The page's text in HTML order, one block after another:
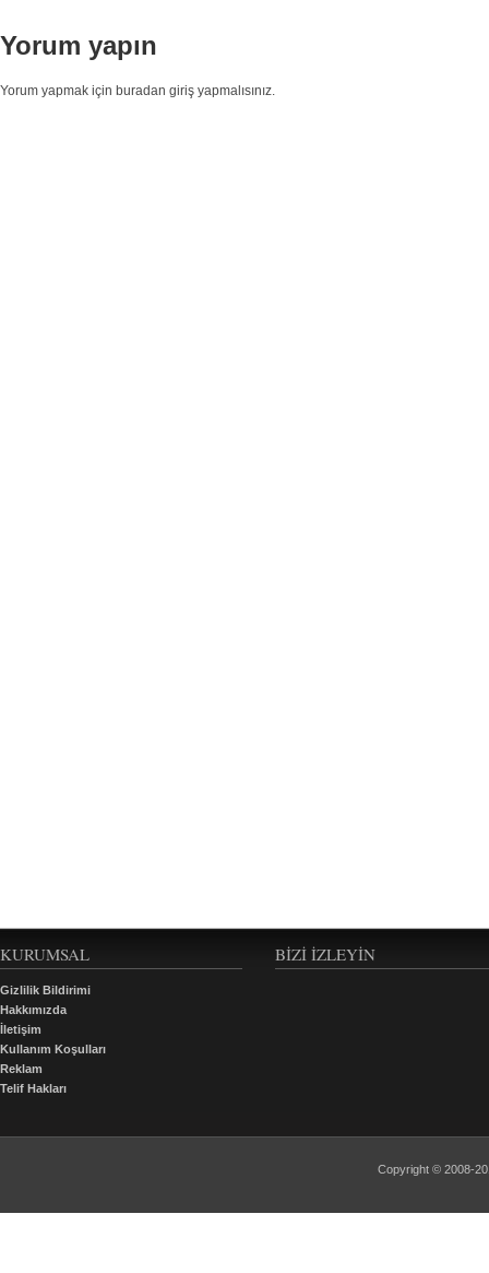
Yorum yapın
Yorum yapmak için buradan giriş yapmalısınız.
KURUMSAL
Gizlilik Bildirimi
Hakkımızda
İletişim
Kullanım Koşulları
Reklam
Telif Hakları
BIZI İZLEYIN
Copyright © 2008-